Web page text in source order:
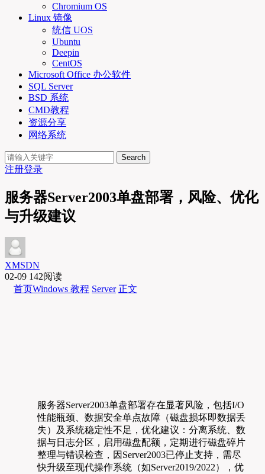
Chromium OS
Linux 镜像
统信 UOS
Ubuntu
Deepin
CentOS
Microsoft Office 办公软件
SQL Server
BSD 系统
CMD教程
资源分享
网络系统
Search
注册登录
服务器Server2003单盘部署，风险、优化
与升级建议
XMSDN
02-09 142阅读
首页Windows 教程 Server 正文
服务器Server2003单盘部署存在显著风险，包括I/O
性能瓶颈、数据安全单点故障（磁盘损坏即数据丢
失）及系统稳定性不足，优化建议：分离系统、数
据与日志分区，启用磁盘配额，定期进行磁盘碎片
整理与错误检查，因Server2003已停止支持，需尽
快升级至现代操作系统（如Server2019/2022），优